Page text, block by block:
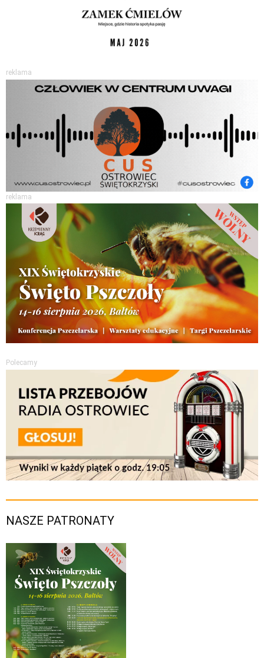
reklama
reklama
Polecamy
NASZE PATRONATY